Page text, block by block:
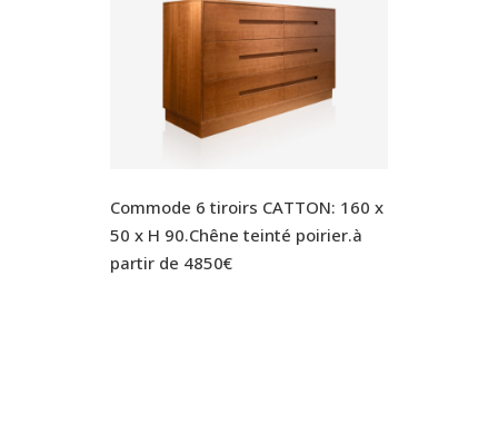
Commode 6 tiroirs CATTON: 160 x
50 x H 90.Chêne teinté poirier.à
partir de 4850€